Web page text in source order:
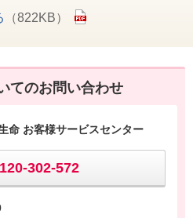
（822KB）
てのお問い合わせ
命 お客様サービスセンター
302-572